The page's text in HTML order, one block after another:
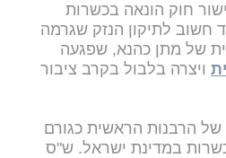
חוק הונאה בכשרות
חשוב לתיקון הנזק שגרמה
של מתן כהנא, שפגעה
ויצרה בלבול בקרב ציבור
הרבנות הראשית כגורם
במדינת ישראל. ש"ס